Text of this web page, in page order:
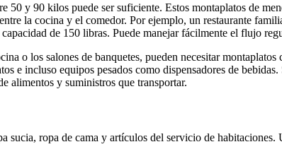
50 y 90 kilos puede ser suficiente. Estos montaplatos de
la cocina y el comedor. Por ejemplo, un restaurante
de 150 libras. Puede manejar fácilmente el flujo
o los salones de banquetes, pueden necesitar
e incluso equipos pesados ​​como dispensadores de
alimentos y suministros que transportar.
ropa de cama y artículos del servicio de